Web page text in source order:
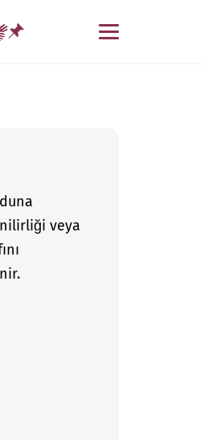
Menü
veya